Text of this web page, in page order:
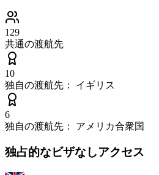
129
共通の渡航先
10
独自の渡航先：
イギリス
6
独自の渡航先：
アメリカ合衆国
独占的なビザなしアクセス